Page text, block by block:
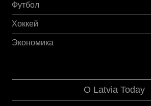
Футбол
Хоккей
Экономика
О Latvia Today